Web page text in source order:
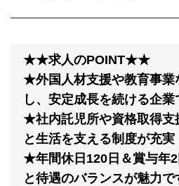
★★求人のPOINT★★
★外国人材支援や教育事業
し、安定成長を続ける企業
★社内託児所や資格取得支
と生活を支える制度が充実
★年間休日120日＆賞与年2
と待遇のバランスが魅力で